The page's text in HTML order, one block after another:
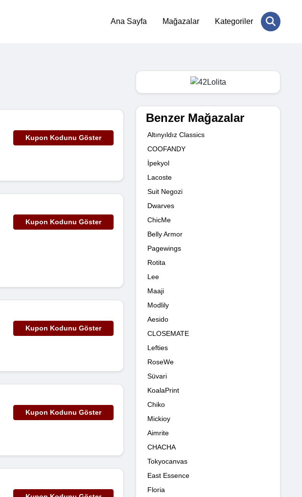
Ana Sayfa Mağazalar Kategoriler
Kupon Kodunu Göster
Kupon Kodunu Göster
Kupon Kodunu Göster
Kupon Kodunu Göster
Benzer Mağazalar
Altınyıldız Classics
COOFANDY
İpekyol
Lacoste
Suit Negozi
Dwarves
ChicMe
Belly Armor
Pagewings
Rotita
Lee
Maaji
Modlily
Aesido
CLOSEMATE
Lefties
RoseWe
Süvari
KoalaPrint
Chiko
Mickioy
Aimrite
CHACHA
Tokyocanvas
East Essence
Floria